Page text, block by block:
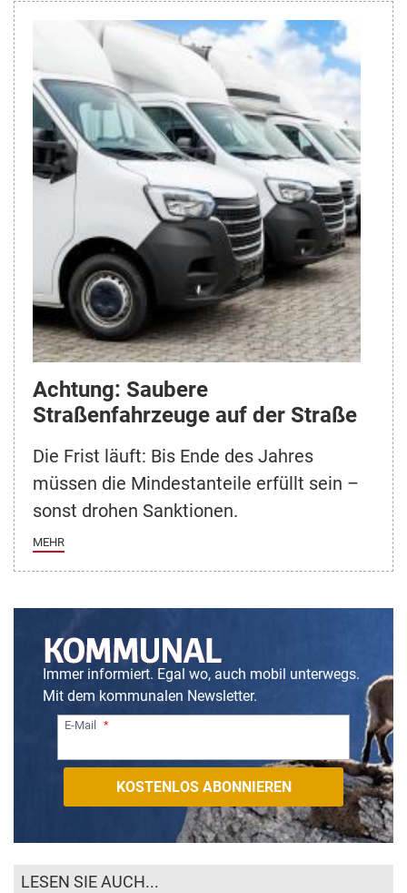
Achtung: Saubere
Straßenfahrzeuge auf der Straße
Die Frist läuft: Bis Ende des Jahres
müssen die Mindestanteile erfüllt sein –
sonst drohen Sanktionen.
MEHR
Immer informiert. Egal wo, auch mobil unterwegs.
Mit dem kommunalen Newsletter.
E-Mail
LESEN SIE AUCH...